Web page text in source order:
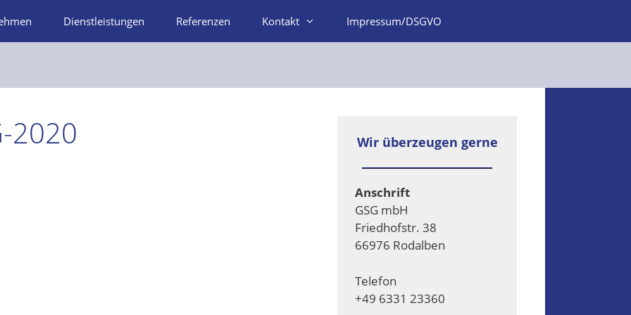
Dienstleistungen Referenzen Kontakt Impressum/DSGVO
2020 Wir überzeugen gerne
Anschrift
GSG mbH
Friedhofstr. 38
66976 Rodalben
Telefon
+49 6331 23360